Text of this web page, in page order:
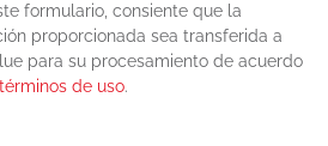
formulario, consiente que la
proporcionada sea transferida a
para su procesamiento de acuerdo
términos de uso.